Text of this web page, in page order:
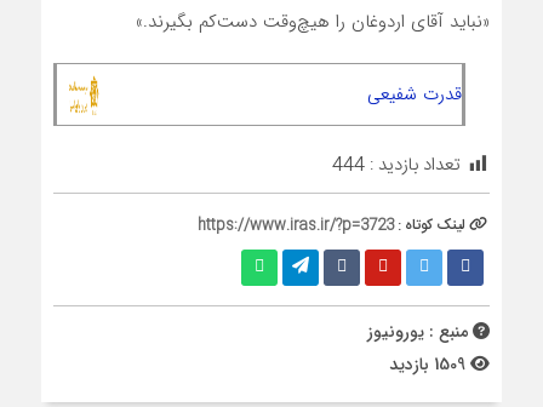
«نباید آقای اردوغان را هیچ‌وقت دست‌کم بگیرند.»
قدرت شفیعی
تعداد بازدید : 444
لینک کوتاه :https://www.iras.ir/?p=3723
منبع : یورونیوز